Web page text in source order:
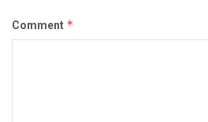
Comment *